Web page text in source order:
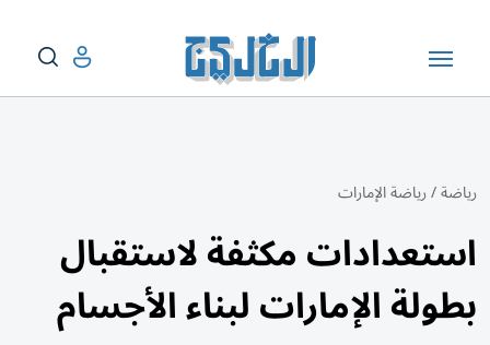
رياضة/رياضة الإمارات
استعدادات مكثفة لاستقبال
بطولة الإمارات لبناء الأجسام